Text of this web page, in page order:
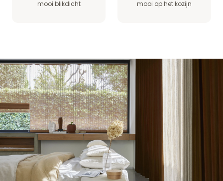
mooi blikdicht mooi op het kozijn